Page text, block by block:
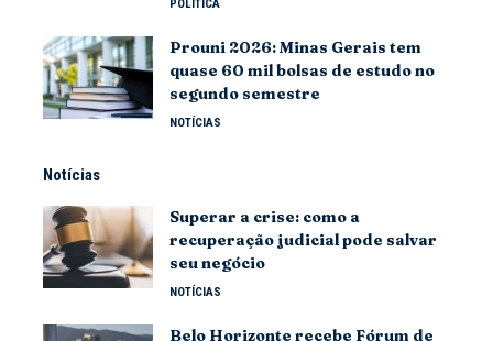
POLÍTICA
Prouni 2026: Minas Gerais tem
quase 60 mil bolsas de estudo no
segundo semestre
NOTÍCIAS
Notícias
Superar a crise: como a
recuperação judicial pode salvar
seu negócio
NOTÍCIAS
Belo Horizonte recebe Fórum de